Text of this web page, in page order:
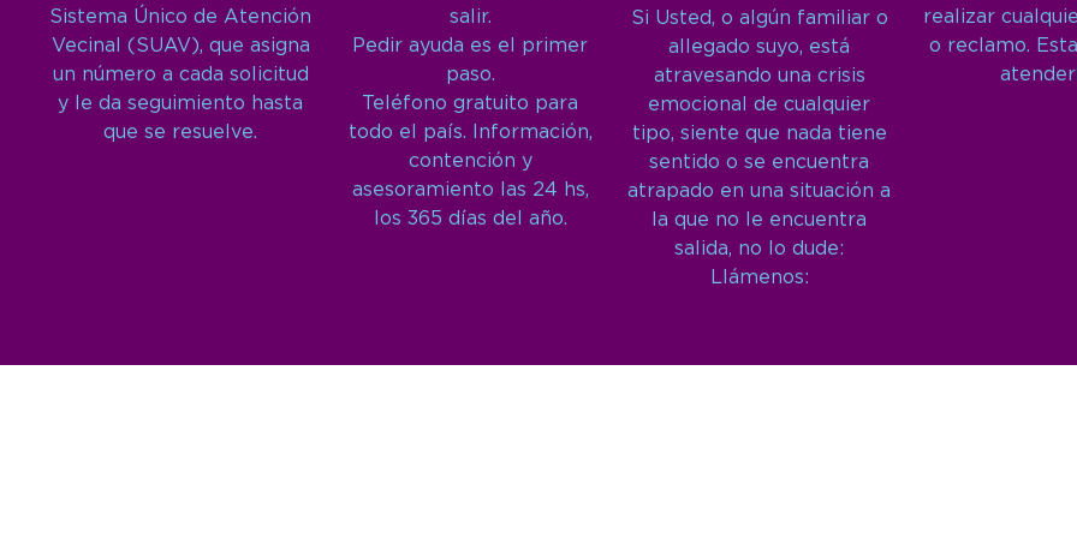
Sistema Único de Atención
Vecinal (SUAV), que asigna
un número a cada solicitud
y le da seguimiento hasta
que se resuelve.
salir.
Pedir ayuda es el primer
paso.
Teléfono gratuito para
todo el país. Información,
contención y
asesoramiento las 24 hs,
los 365 días del año.
Si Usted, o algún familiar o
allegado suyo, está
atravesando una crisis
emocional de cualquier
tipo, siente que nada tiene
sentido o se encuentra
atrapado en una situación a
la que no le encuentra
salida, no lo dude:
Llámenos:
realizar
o reclamo.